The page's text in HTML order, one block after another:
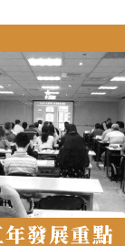
年發展重點